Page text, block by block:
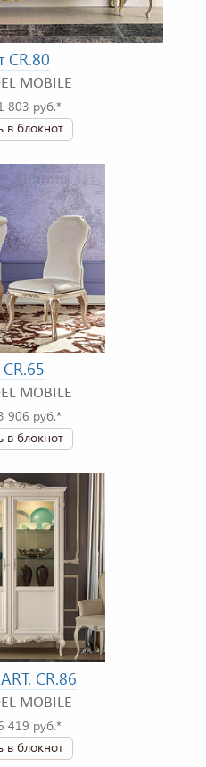
CR.80
MOBILE
803 руб.*
в блокнот
MOBILE
906 руб.*
в блокнот
CR.86
MOBILE
419 руб.*
в блокнот